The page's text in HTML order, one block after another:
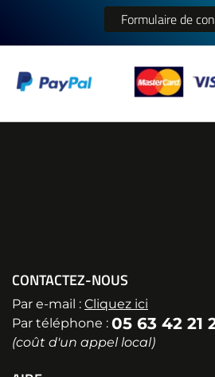
Formulaire de
CONTACTEZ-NOUS
Par e-mail : Cliquez ici
Par téléphone : 05 63 42 21
(coût d'un appel local)